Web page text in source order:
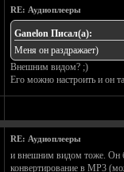
RE: Аудиоплееры
Ganelon Писал(а):
Меня он раздражает)
Внешним видом? ;)
Его можно настроить и он
RE: Аудиоплееры
и внешним видом тоже. Он
конвертирование в MP3